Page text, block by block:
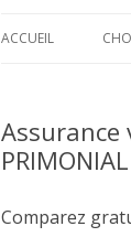
ACCUEIL
Assurance
Comparez